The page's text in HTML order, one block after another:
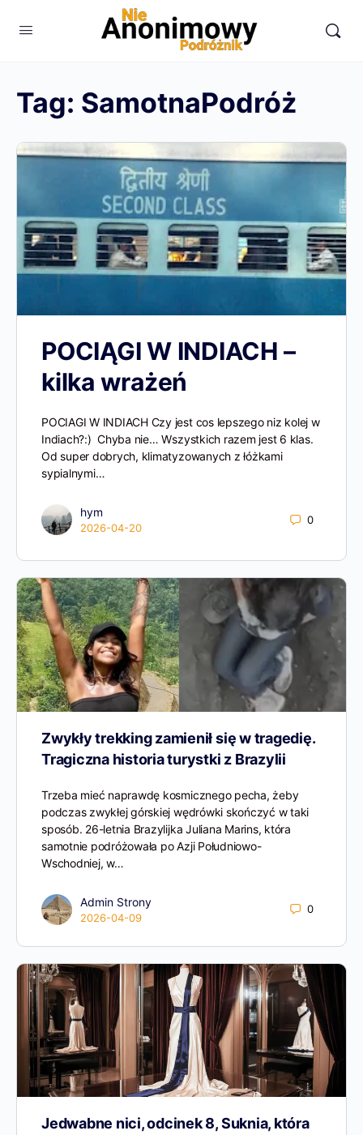
Tag: SamotnaPodróż
POCIĄGI W INDIACH –
kilka wrażeń
POCIAGI W INDIACH Czy jest cos lepszego niz kolej w
Indiach?:) Chyba nie… Wszystkich razem jest 6 klas.
Od super dobrych, klimatyzowanych z łóżkami
sypialnymi…
hym
2026-04-20
0
Zwykły trekking zamienił się w tragedię.
Tragiczna historia turystki z Brazylii
Trzeba mieć naprawdę kosmicznego pecha, żeby
podczas zwykłej górskiej wędrówki skończyć w taki
sposób. 26-letnia Brazylijka Juliana Marins, która
samotnie podróżowała po Azji Południowo-
Wschodniej, w…
Admin Strony
2026-04-09
0
Jedwabne nici, odcinek 8, Suknia, która